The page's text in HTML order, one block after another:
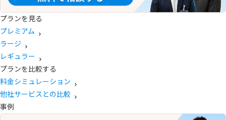
プランを見る
プレミアム
ラージ
レギュラー
プランを比較する
料金シミュレーション
他社サービスとの比較
事例